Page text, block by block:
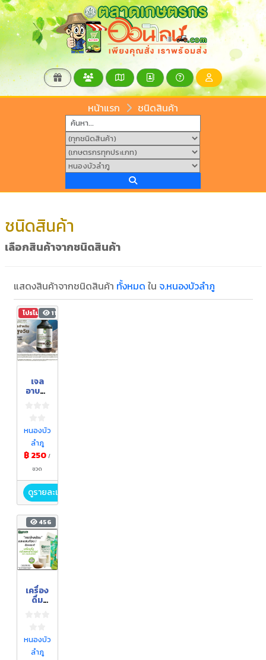
หน้าแรก ชนิดสินค้า
ชนิดสินค้า
เลือกสินค้าจากชนิดสินค้า
แสดงสินค้าจากชนิดสินค้า ทั้งหมด ใน จ.หนองบัวลำภู
โปรโมชัน 116
เจล
อาบน้ำ
ป้อม
หนองบัว
ลำภู
฿ 250/
ขวด
ดูรายละเอียด
456
เครื่อง
ดื่ม
รูป
ตรา
หนองบัว
ลำภู